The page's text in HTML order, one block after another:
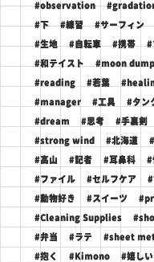
#observation
#下 #練習 #サーフィン
#生地 #自転車 #携帯 #
#和テイスト #moon
#reading #若葉
#manager #工具 #タン
#dream #思考 #手裏剣
#strong wind #北海道
#高山 #記者 #耳鼻科 #
#ファイル #セルフケア #
#動物好き #スイーツ
#Cleaning Supplies
#弁当 #ラテ #sheet
#抱く #Kimono #嬉しい